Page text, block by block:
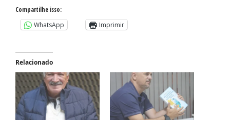
Compartilhe isso:
WhatsApp
Imprimir
Relacionado